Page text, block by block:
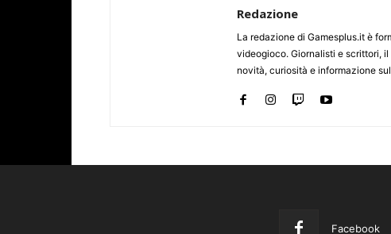
Redazione
La redazione di Gamesplus.it è
videogioco. Giornalisti e scrittori,
novità, curiosità e informazione
Facebook